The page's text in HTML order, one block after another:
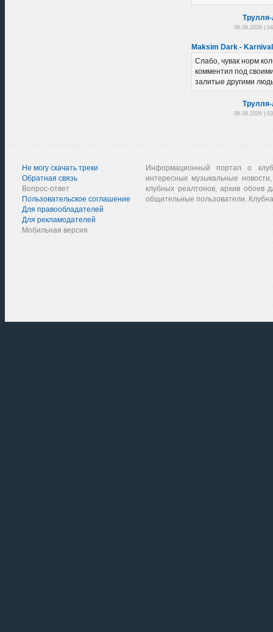
06.08.2026 |
Maksim Dark - Karnival
Слабо, чувак норм
комментил под
залитые другими
06.08.2026 |
Не могу скачать треки
Обратная связь
Вопрос-ответ
Пользовательское соглашение
Для правообладателей
Для рекламодателей
Мобильная версия
Информационный портал о
интересные музыкальные
клубных реалтонов, архив обоев
общительные пользователи.